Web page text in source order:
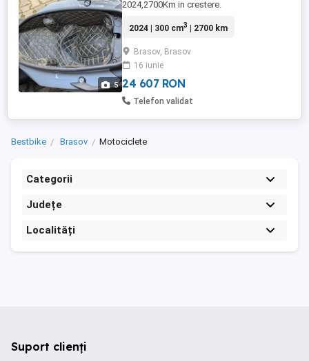
5
2024,2700Km in crestere.
si semnalizatoare led, disaplay mare
Suplimentar:Mansoane incalzite,manete
reglabile si pliabile Handguard cu
protectie reala la impact si vant,Parbriz
2024 | 300 cm3 | 2700 km
Brasov, Brasov
16 iunie
24 607 RON
Telefon validat
Bestbike Brasov Motociclete
Categorii
Județe
Localități
Suport clienți